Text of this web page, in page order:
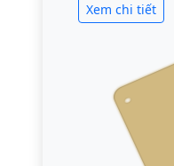
Xem chi tiết